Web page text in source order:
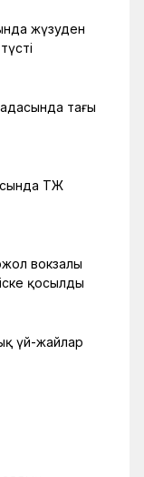
жүзуден
тағы
ҚТЖ
вокзалы
қосылды
үй-жайлар